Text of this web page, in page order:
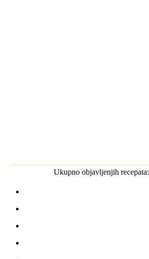
Ukupno objavljenjih recepata: